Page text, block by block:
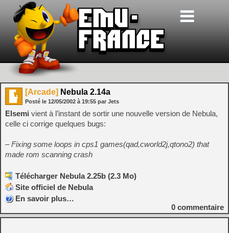
[Arcade] Nebula 2.14a
Posté le 12/05/2002 à 19:55 par Jets
Elsemi vient à l’instant de sortir une nouvelle version de Nebula,
celle ci corrige quelques bugs:
– Fixing some loops in cps1 games(qad,cworld2j,qtono2) that
made rom scanning crash
Télécharger Nebula 2.25b (2.3 Mo)
Site officiel de Nebula
En savoir plus…
0 commentaire